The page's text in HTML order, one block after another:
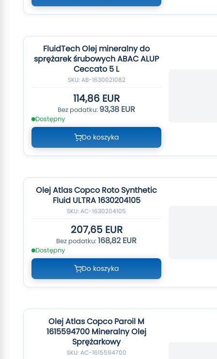
FluidTech Olej mineralny do
sprężarek śrubowych ABAC ALUP
Ceccato 5 L
SKU: AB-1630021082
114,86 EUR
93,38 EUR
Dostępny
Do koszyka
Olej Atlas Copco Roto Synthetic
Fluid ULTRA 1630204105
SKU: AC-1630204105
207,65 EUR
168,82 EUR
Dostępny
Do koszyka
Olej Atlas Copco Paroil M
1615594700 Mineralny Olej
Sprężarkowy
SKU: AC-1615594700